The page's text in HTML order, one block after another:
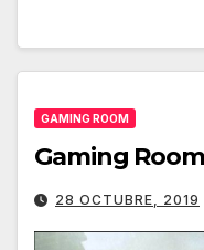
GAMING ROOM
Gaming
28 OCTUBRE, 2019